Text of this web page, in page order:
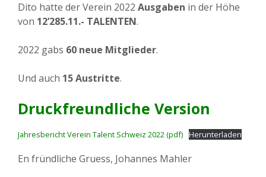
Dito hatte der Verein 2022 Ausgaben in der Höhe
von 12’285.11.- TALENTEN.
2022 gabs 60 neue Mitglieder.
Und auch 15 Austritte.
Druckfreundliche Version
Jahresbericht Verein Talent Schweiz 2022 (pdf) Herunterladen
En fründliche Gruess, Johannes Mahler